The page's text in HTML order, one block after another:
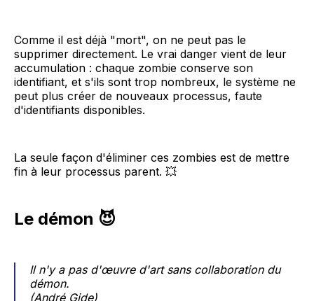
Comme il est déjà "mort", on ne peut pas le
supprimer directement. Le vrai danger vient de leur
accumulation : chaque zombie conserve son
identifiant, et s'ils sont trop nombreux, le système ne
peut plus créer de nouveaux processus, faute
d'identifiants disponibles.
La seule façon d'éliminer ces zombies est de mettre
fin à leur processus parent. 💥
Le démon 😈
Il n'y a pas d'œuvre d'art sans collaboration du
démon.
(André Gide)